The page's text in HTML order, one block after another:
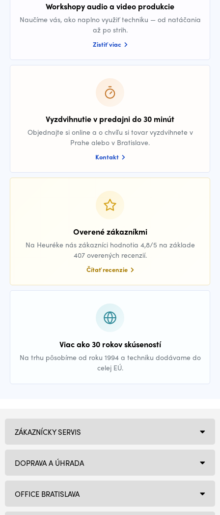
Workshopy audio a video produkcie
Naučíme vás, ako naplno využiť techniku — od natáčania
až po strih.
Zistiť viac
Vyzdvihnutie v predajni do 30 minút
Objednajte si online a o chvíľu si tovar vyzdvihnete v
Prahe alebo v Bratislave.
Kontakt
Overené zákazníkmi
Na Heuréke nás zákazníci hodnotia 4,8/5 na základe
407 overených recenzií.
Čítať recenzie
Viac ako 30 rokov skúseností
Na trhu pôsobíme od roku 1994 a techniku dodávame do
celej EÚ.
OFFICE BRATISLAVA
ZÁKAZNÍCKY SERVIS
DOPRAVA A ÚHRADA